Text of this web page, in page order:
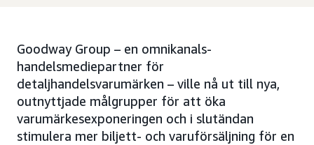
Goodway Group – en omnikanals-
handelsmediepartner för
detaljhandelsvarumärken – ville nå ut till nya,
outnyttjade målgrupper för att öka
varumärkesexponeringen och i slutändan
stimulera mer biljett- och varuförsäljning för en